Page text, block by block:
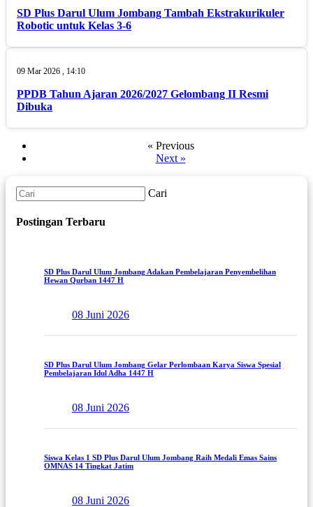
SD Plus Darul Ulum Jombang Tambah Ekstrakurikuler
Robotic untuk Kelas 3-6
09 Mar 2026 , 14:10
PPDB Tahun Ajaran 2026/2027 Gelombang II Resmi
Dibuka
« Previous
Next »
Cari
Postingan Terbaru
SD Plus Darul Ulum Jombang Adakan Pembelajaran Penyembelihan
Hewan Qurban 1447 H
08 Juni 2026
SD Plus Darul Ulum Jombang Gelar Perlombaan Karya Siswa Spesial
Pembelajaran Idul Adha 1447 H
08 Juni 2026
Siswa Kelas 1 SD Plus Darul Ulum Jombang Raih Medali Emas Sains
OMNAS 14 Tingkat Jatim
08 Juni 2026